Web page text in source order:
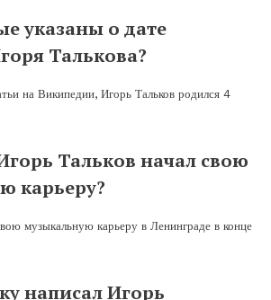
указаны о дате
Талькова?
на Википедии, Игорь Тальков родился 4
Тальков начал свою
карьеру?
музыкальную карьеру в Ленинграде в конце
написал Игорь